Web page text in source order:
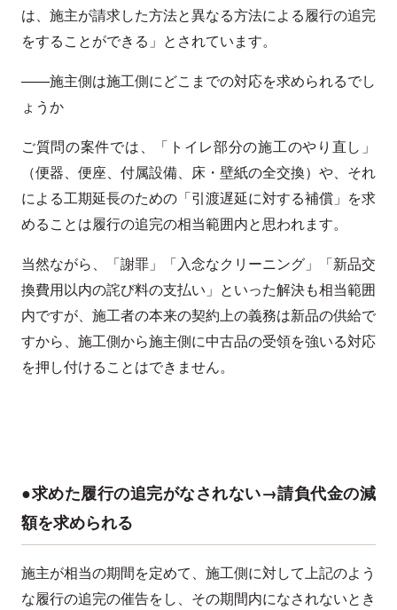
は、施主が請求した方法と異なる方法による履行の追完
をすることができる」とされています。
——施主側は施工側にどこまでの対応を求められるでし
ょうか
ご質問の案件では、「トイレ部分の施工のやり直し」
（便器、便座、付属設備、床・壁紙の全交換）や、それ
による工期延長のための「引渡遅延に対する補償」を求
めることは履行の追完の相当範囲内と思われます。
当然ながら、「謝罪」「入念なクリーニング」「新品交
換費用以内の詫び料の支払い」といった解決も相当範囲
内ですが、施工者の本来の契約上の義務は新品の供給で
すから、施工側から施主側に中古品の受領を強いる対応
を押し付けることはできません。
●求めた履行の追完がなされない→請負代金の減
額を求められる
施主が相当の期間を定めて、施工側に対して上記のよう
な履行の追完の催告をし、その期間内になされないとき